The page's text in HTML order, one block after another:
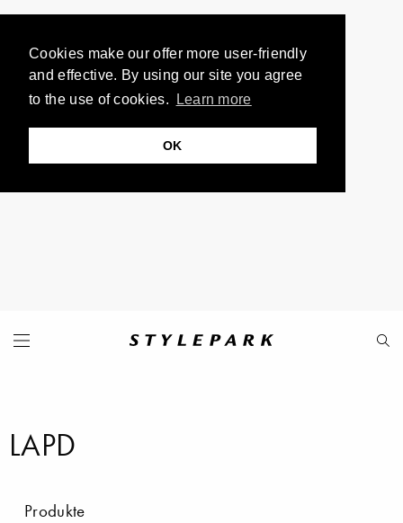
Cookies make our offer more user-friendly
and effective. By using our site you agree
to the use of cookies.
Learn more
OK
LAPD
Produkte